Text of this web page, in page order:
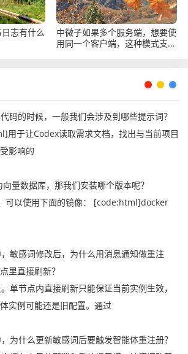
志有什么
中微子如果多个服务端，想要使
用同一个客户端，这种模式支持
码的时候，一般我们会涉及到哪些提示词？
用于让Codex读取需求文档，找出与当前项目
影响的
量数据库，那我们安装哪个版本呢？
可以使用下面的镜像： [code:html]docker
敏感词修改后，为什么用消息通知做重注
里直接刷新？
单节点内直接刷新只能保证当前实例生效，
实例可能还是旧配置。通过
为什么更新敏感词后要触发智能体重注册？